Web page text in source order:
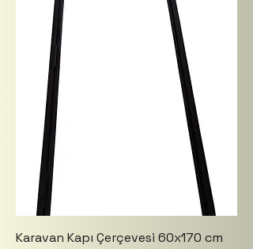
Karavan Kapı Çerçevesi 60x170 cm